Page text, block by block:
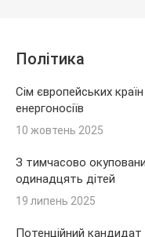
Політика
Сім європейських
енергоносіїв
10 жовтень 2025
З тимчасово
одинадцять дітей
19 липень 2025
Потенційний кандидат